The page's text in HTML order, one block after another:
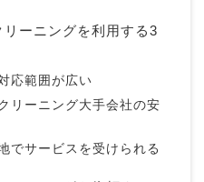
ーニングを利用する3
応範囲が広い
リーニング大手会社の安
でサービスを受けられる